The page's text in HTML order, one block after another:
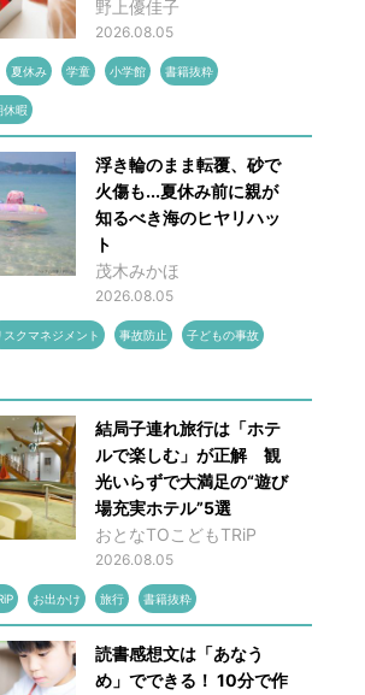
野上優佳子
2026.08.05
夏休み 学童 小学館 書籍抜粋
休暇
浮き輪のまま転覆、砂で
火傷も...夏休み前に親が
知るべき海のヒヤリハッ
ト
茂木みかほ
2026.08.05
スクマネジメント 事故防止 子どもの事故
結局子連れ旅行は「ホテ
ルで楽しむ」が正解 観
光いらずで大満足の“遊び
場充実ホテル”5選
おとなTOこどもTRiP
2026.08.05
お出かけ 旅行 書籍抜粋
読書感想文は「あなう
め」でできる！ 10分で作